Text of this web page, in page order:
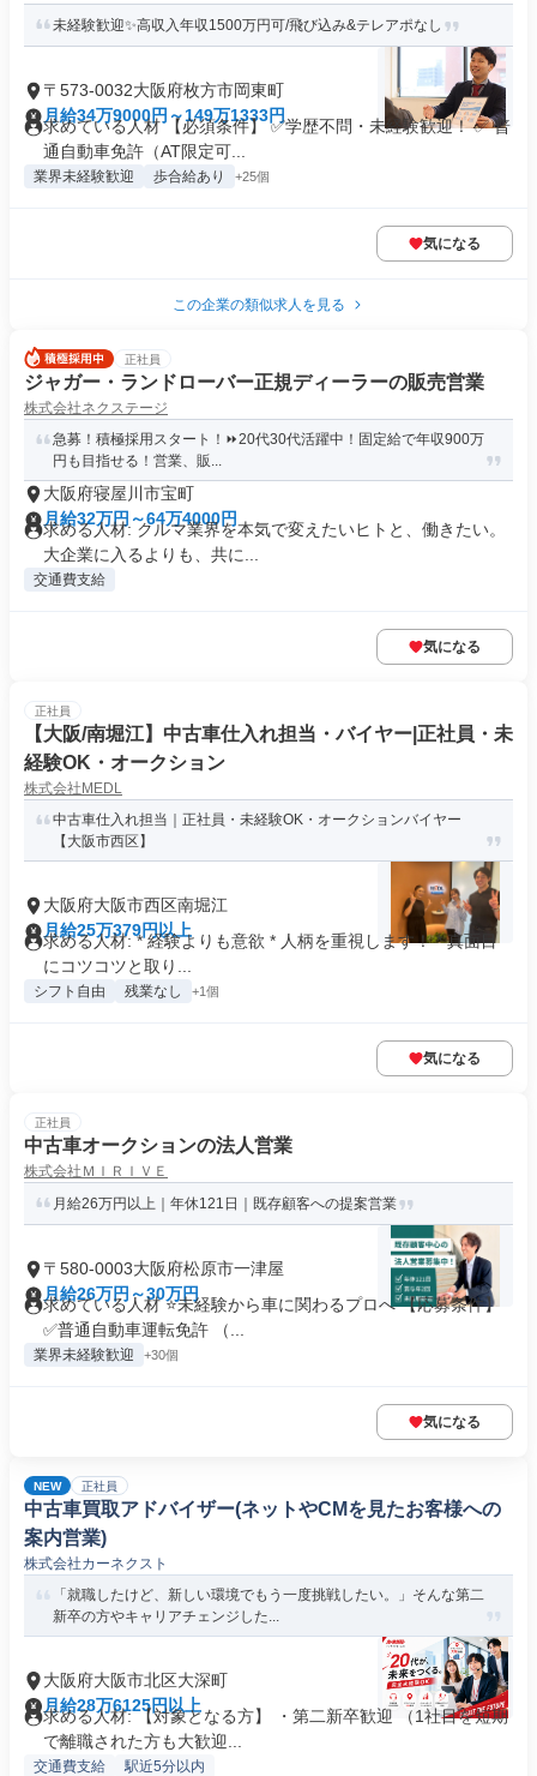
未経験歓迎✨高収入年収1500万円可/飛び込み&テレアポなし
〒573-0032大阪府枚方市岡東町
月給34万9000円～149万1333円
求めている人材 【必須条件】 ✅学歴不問・未経験歓迎！ ✅ 普
通自動車免許（AT限定可...
業界未経験歓迎 歩合給あり +25個
気になる
この企業の類似求人を見る
正社員
ジャガー・ランドローバー正規ディーラーの販売営業
株式会社ネクステージ
急募！積極採用スタート！⏩️20代30代活躍中！固定給で年収900万
円も目指せる！営業、販...
大阪府寝屋川市宝町
月給32万円～64万4000円
求める人材: クルマ業界を本気で変えたいヒトと、働きたい。
大企業に入るよりも、共に...
交通費支給
気になる
正社員
【大阪/南堀江】中古車仕入れ担当・バイヤー|正社員・未
経験OK・オークション
株式会社MEDL
中古車仕入れ担当｜正社員・未経験OK・オークションバイヤー
【大阪市西区】
大阪府大阪市西区南堀江
月給25万379円以上
求める人材: * 経験よりも意欲 * 人柄を重視します！ * 真面目
にコツコツと取り...
シフト自由 残業なし +1個
気になる
正社員
中古車オークションの法人営業
株式会社ＭＩＲＩＶＥ
月給26万円以上｜年休121日｜既存顧客への提案営業
〒580-0003大阪府松原市一津屋
月給26万円～30万円
求めている人材 ⭐未経験から車に関わるプロへ 【応募条件】
✅普通自動車運転免許 （...
業界未経験歓迎 +30個
気になる
NEW 正社員
中古車買取アドバイザー(ネットやCMを見たお客様への
案内営業)
株式会社カーネクスト
「就職したけど、新しい環境でもう一度挑戦したい。」そんな第二
新卒の方やキャリアチェンジした...
大阪府大阪市北区大深町
月給28万6125円以上
求める人材: 【対象となる方】 ・第二新卒歓迎 （1社目を短期
で離職された方も大歓迎...
交通費支給 駅近5分以内